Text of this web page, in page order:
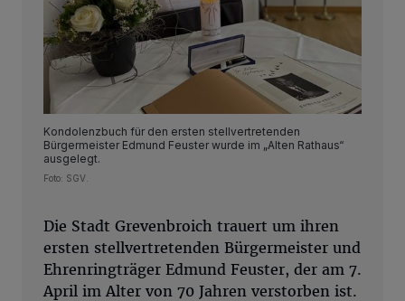
Kondolenzbuch für den ersten stellvertretenden
Bürgermeister Edmund Feuster wurde im „Alten Rathaus“
ausgelegt.
Foto: SGV.
Die Stadt Grevenbroich trauert um ihren
ersten stellvertretenden Bürgermeister und
Ehrenringträger Edmund Feuster, der am 7.
April im Alter von 70 Jahren verstorben ist.